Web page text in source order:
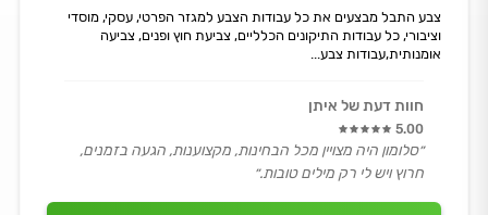
צבע התבל מבצעים את כל עבודות הצבע למגזר הפרטי, עסקי, מוסדי
וציבורי, כל עבודות התיקונים הכלליים, צביעת חוץ ופנים, צביעה
אומנותית,עבודות צבע...
חוות דעת של איתן
5.00
״סלומון היה מצויין מכל הבחינות, מקצוענות, הגעה בזמנים,
חרוץ ויש לי רק מילים טובות.״